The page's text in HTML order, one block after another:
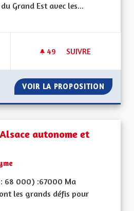
Grand Est avec les...
catégorie : Autres
49 49 ABONNÉS
SUIVRE
VOIR LA PROPOSITION UNE
autonome et
68 000) :67000 Ma
les grands défis pour